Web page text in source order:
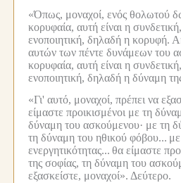
«Όπως, μοναχοί, ενός θολωτού
κορυφαία, αυτή είναι η
ενοποιητική, δηλαδή η κορυφή.
αυτών των πέντε δυνάμεων του
κορυφαία, αυτή είναι η
ενοποιητική, δηλαδή η δύναμη
«Γι' αυτό, μοναχοί, πρέπει να
είμαστε προικισμένοι με τη
δύναμη του ασκούμενου· με τη
τη δύναμη του ηθικού φόβου...
ενεργητικότητας... θα είμαστε
της σοφίας, τη δύναμη του
εξασκείστε, μοναχοί». Δεύτερο.